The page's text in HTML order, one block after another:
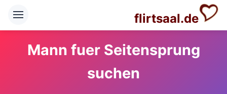
flirtsaal.de
Mann fuer Seitensprung
suchen